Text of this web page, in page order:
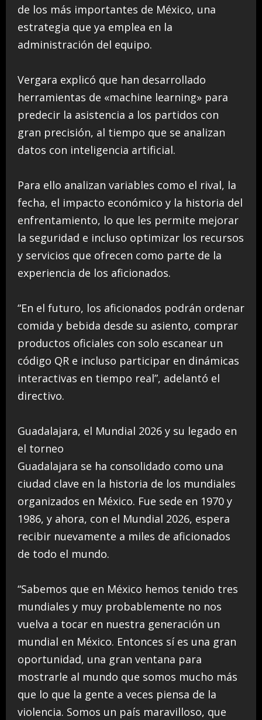
de los más importantes de México, una
estrategia que ya emplea en la
administración del equipo.
Vergara explicó que han desarrollado
herramientas de «machine learning» para
predecir la asistencia a los partidos con
gran precisión, al tiempo que se analizan
datos con inteligencia artificial.
Para ello analizan variables como el rival, la
fecha, el impacto económico y la historia del
enfrentamiento, lo que les permite mejorar
la seguridad e incluso optimizar los recursos
y servicios que ofrecen como parte de la
experiencia de los aficionados.
“En el futuro, los aficionados podrán ordenar
comida y bebida desde su asiento, comprar
productos oficiales con solo escanear un
código QR e incluso participar en dinámicas
interactivas en tiempo real”, adelantó el
directivo.
Guadalajara, el Mundial 2026 y su legado en
el torneo
Guadalajara se ha consolidado como una
ciudad clave en la historia de los mundiales
organizados en México. Fue sede en 1970 y
1986, y ahora, con el Mundial 2026, espera
recibir nuevamente a miles de aficionados
de todo el mundo.
“Sabemos que en México hemos tenido tres
mundiales y muy probablemente no nos
vuelva a tocar en nuestra generación un
mundial en México. Entonces sí es una gran
oportunidad, una gran ventana para
mostrarle al mundo que somos mucho más
que lo que la gente a veces piensa de la
violencia. Somos un país maravilloso, que